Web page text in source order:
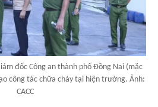
đốc Công an thành phố Đồng Nai (mặc
công tác chữa cháy tại hiện trường. Ảnh:
CACC